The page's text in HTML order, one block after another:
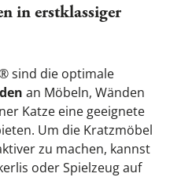
in erstklassiger
an Möbeln, Wänden
Katze eine geeignete
Um die Kratzmöbel
zu machen, kannst
oder Spielzeug auf